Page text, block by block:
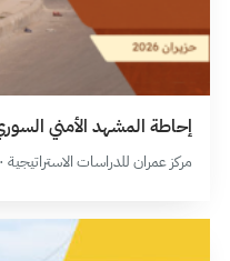
إحاطة المشهد الأمني السوري-
مركز عمران للدراسات الاستراتيجية · 9 دقيقة